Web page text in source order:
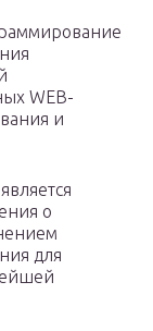
WEB-
и
о
для